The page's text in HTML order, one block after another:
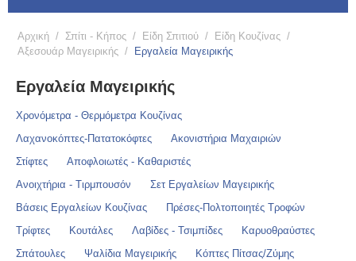
Αρχική / Σπίτι - Κήπος / Είδη Σπιτιού / Είδη Κουζίνας /
Αξεσουάρ Μαγειρικής / Εργαλεία Μαγειρικής
Εργαλεία Μαγειρικής
Χρονόμετρα - Θερμόμετρα Κουζίνας
Λαχανοκόπτες-Πατατοκόφτες
Ακονιστήρια Μαχαιριών
Στίφτες
Αποφλοιωτές - Καθαριστές
Ανοιχτήρια - Τιρμπουσόν
Σετ Εργαλείων Μαγειρικής
Βάσεις Εργαλείων Κουζίνας
Πρέσες-Πολτοποιητές Τροφών
Τρίφτες
Κουτάλες Λαβίδες - Τσιμπίδες
Καρυοθραύστες
Σπάτουλες
Ψαλίδια Μαγειρικής
Κόπτες Πίτσας/Ζύμης